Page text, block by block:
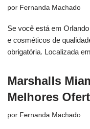
por Fernanda Machado
Se você está em
e cosméticos de
obrigatória. Localizada
Marshalls
Melhores
por Fernanda Machado